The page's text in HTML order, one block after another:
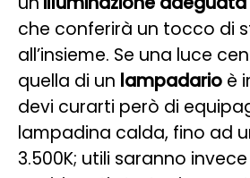
che conferirà un tocco di
all’insieme. Se una luce
quella di un lampadario è
devi curarti però di
lampadina calda, fino ad
3.500K; utili saranno invece